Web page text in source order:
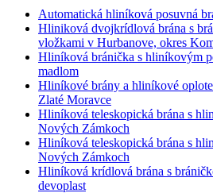
Automatická hliníková posuvná
Hliniková dvojkrídlová brána s
vložkami v Hurbanove, okres
Hliníková bránička s hliníkovým
madlom
Hliníkové brány a hliníkové
Zlaté Moravce
Hliníková teleskopická brána s
Nových Zámkoch
Hliníková teleskopická brána s
Nových Zámkoch
Hliníková krídlová brána s
devoplast